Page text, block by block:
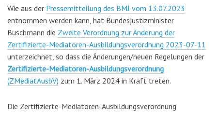
Wie aus der Pressemitteilung des BMJ vom 13.07.2023
entnommen werden kann, hat Bundesjustizminister
Buschmann die Zweite Verordnung zur Änderung der
Zertifizierte-Mediatoren-Ausbildungsverordnung 2023-07-11
unterzeichnet, so dass die Änderungen/neuen Regelungen der
Zertifizierte-Mediatoren-Ausbildungsverordnung
(ZMediatAusbV) zum 1. März 2024 in Kraft treten.
Die Zertifizierte-Mediatoren-Ausbildungsverordnung